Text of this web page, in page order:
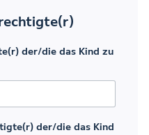
der/die das Kind zu
der/die das Kind